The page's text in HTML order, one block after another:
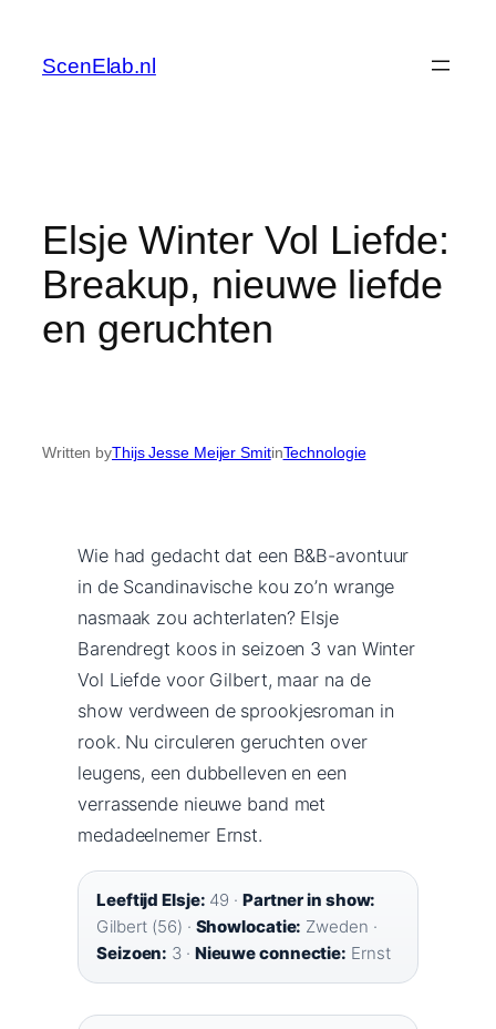
content
ScenElab.nl
Elsje Winter Vol Liefde:
Breakup, nieuwe liefde
en geruchten
Written byThijs Jesse Meijer SmitinTechnologie
Wie had gedacht dat een B&B-avontuur
in de Scandinavische kou zo’n wrange
nasmaak zou achterlaten? Elsje
Barendregt koos in seizoen 3 van Winter
Vol Liefde voor Gilbert, maar na de
show verdween de sprookjesroman in
rook. Nu circuleren geruchten over
leugens, een dubbelleven en een
verrassende nieuwe band met
medadeelnemer Ernst.
Leeftijd Elsje: 49 · Partner in show:
Gilbert (56) · Showlocatie: Zweden ·
Seizoen: 3 · Nieuwe connectie: Ernst